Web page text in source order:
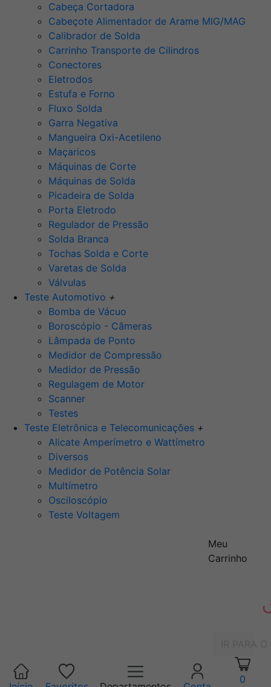
Cabeça Cortadora
Cabeçote Alimentador de Arame MIG/MAG
Calibrador de Solda
Carrinho Transporte de Cilindros
Conectores
Eletrodos
Estufa e Forno
Fluxo Solda
Garra Negativa
Mangueira Oxi-Acetileno
Maçaricos
Máquinas de Corte
Máquinas de Solda
Picadeira de Solda
Porta Eletrodo
Regulador de Pressão
Solda Branca
Tochas Solda e Corte
Varetas de Solda
Válvulas
Teste Automotivo +
Bomba de Vácuo
Boroscópio - Câmeras
Lâmpada de Ponto
Medidor de Compressão
Medidor de Pressão
Regulagem de Motor
Scanner
Testes
Teste Eletrônica e Telecomunicações +
Alicate Amperímetro e Wattímetro
Diversos
Medidor de Potência Solar
Multímetro
Osciloscópio
Teste Voltagem
Meu
Carrinho
0